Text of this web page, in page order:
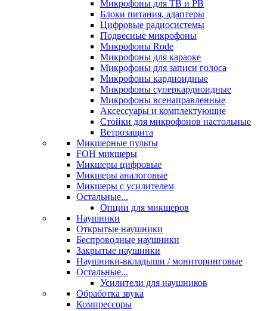
Микрофоны для ТВ и РВ
Блоки питания, адаптеры
Цифровые радиосистемы
Подвесные микрофоны
Микрофоны Rode
Микрофоны для караоке
Микрофоны для записи голоса
Микрофоны кардиоидные
Микрофоны суперкардиоидные
Микрофоны всенаправленные
Аксессуары и комплектующие
Стойки для микрофонов настольные
Ветрозащита
Микшерные пульты
FOH микшеры
Микшеры цифровые
Микшеры аналоговые
Микшеры с усилителем
Остальные...
Опции для микшеров
Наушники
Открытые наушники
Беспроводные наушники
Закрытые наушники
Наушники-вкладыши / мониторинговые
Остальные...
Усилители для наушников
Обработка звука
Компрессоры